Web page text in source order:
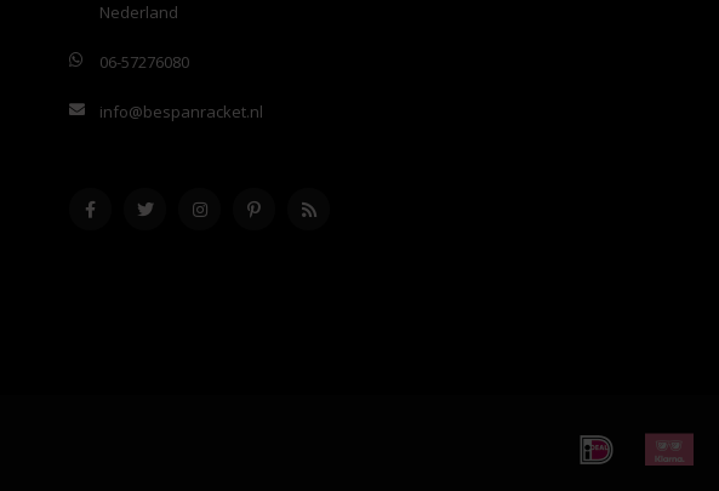
Nederland
06-57276080
info@bespanracket.nl